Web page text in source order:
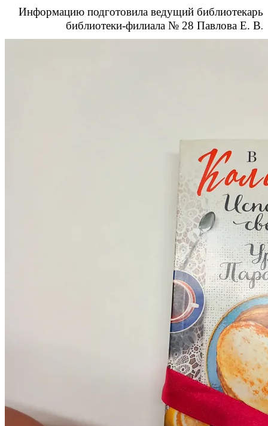
Информацию подготовила ведущий библиотекарь
библиотеки-филиала № 28 Павлова Е. В.